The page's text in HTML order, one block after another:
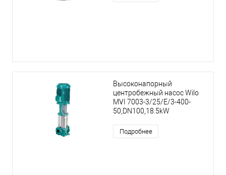
Высоконапорный
центробежный насос Wilo
MVI 7003-3/25/E/3-400-
50,DN100,18.5kW
Подробнее